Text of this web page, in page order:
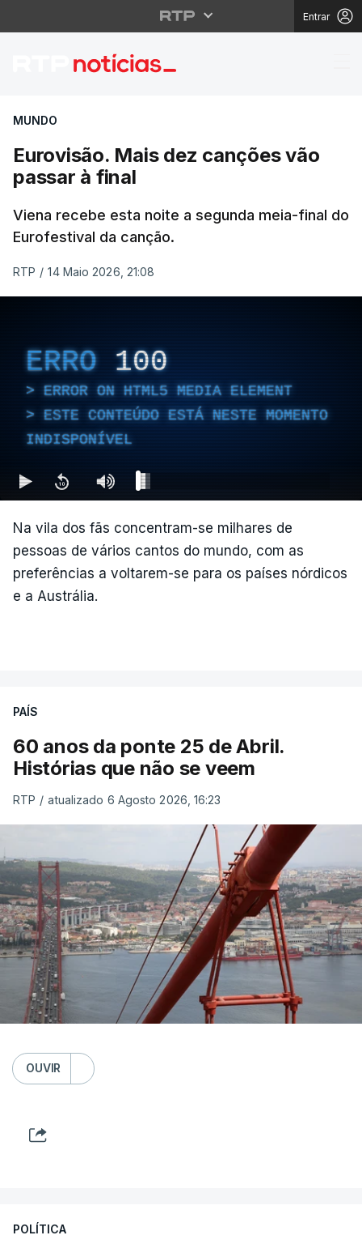
Entrar
Eurovisão. Mais dez
MUNDO
Eurovisão. Mais dez canções vão
passar à final
Viena recebe esta noite a segunda meia-final do
Eurofestival da canção.
RTP / 14 Maio 2026, 21:08
ERRO 100
ERROR ON HTML5 MEDIA ELEMENT
ESTE CONTEÚDO ESTÁ NESTE MOMENTO
INDISPONÍVEL
Na vila dos fãs concentram-se milhares de
pessoas de vários cantos do mundo, com as
preferências a voltarem-se para os países nórdicos
e a Austrália.
PAÍS
60 anos da ponte 25 de Abril.
Histórias que não se veem
RTP / atualizado 6 Agosto 2026, 16:23
OUVIR
POLÍTICA